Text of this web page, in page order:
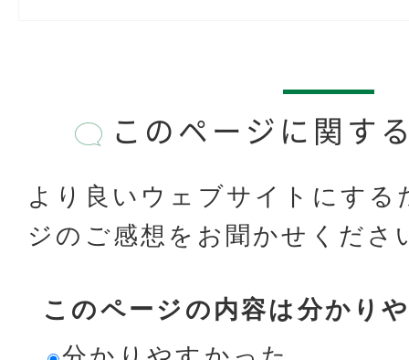
このページに関す
より良いウェブサイトにする
ジのご感想をお聞かせくださ
このページの内容は分かり